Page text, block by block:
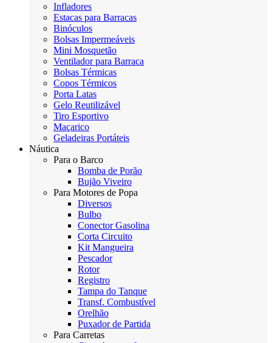
Infladores
Estacas para Barracas
Binóculos
Bolsas Impermeáveis
Mini Mosquetão
Ventilador para Barraca
Bolsas Térmicas
Copos Térmicos
Porta Latas
Gelo Reutilizável
Tiro Esportivo
Maçarico
Geladeiras Portáteis
Náutica
Para o Barco
Bomba de Porão
Bujão Viveiro
Para Motores de Popa
Diversos
Bulbo
Conector Gasolina
Corta Circuito
Kit Mangueira
Pescador
Rotor
Registro
Tampa do Tanque
Transf. Combustível
Orelhão
Puxador de Partida
Para Carretas